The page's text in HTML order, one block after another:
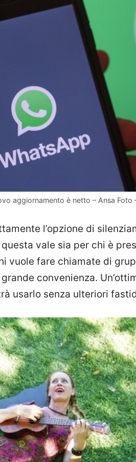
aggiornamento è netto – Ansa Foto
l’opzione di
vale sia per chi è
vuole fare chiamate di
convenienza.
usarlo senza ulteriori